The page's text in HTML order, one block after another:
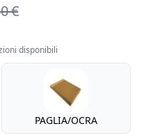
€
disponibili
PAGLIA/OCRA